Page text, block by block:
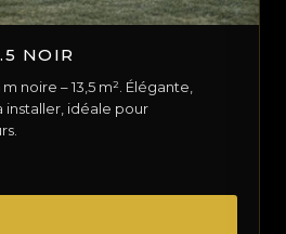
NOIR
noire – 13,5 m². Élégante,
idéale pour